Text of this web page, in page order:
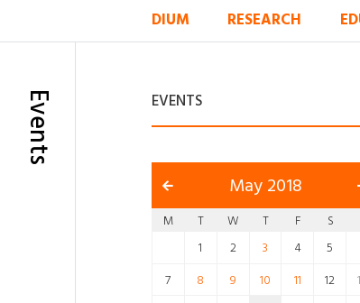
DIUM RESEARCH
Events EVENTS
May 2018
M T W T F S
1
2 3 4 5
7
8 9 10 11 12